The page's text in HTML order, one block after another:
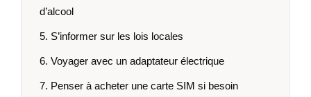
d’alcool
5. S’informer sur les lois locales
6. Voyager avec un adaptateur électrique
7. Penser à acheter une carte SIM si besoin